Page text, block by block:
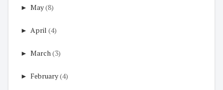
► May(8)
► April (4)
► March(3)
► February(4)